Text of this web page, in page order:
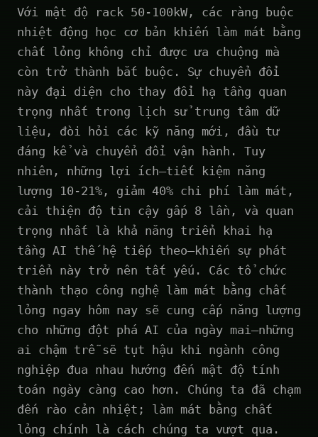
Với mật độ rack 50-100kW, các ràng buộc
nhiệt động học cơ bản khiến làm mát bằng
chất lỏng không chỉ được ưa chuộng mà
còn trở thành bắt buộc. Sự chuyển đổi
này đại diện cho thay đổi hạ tầng quan
trọng nhất trong lịch sử trung tâm dữ
liệu, đòi hỏi các kỹ năng mới, đầu tư
đáng kể và chuyển đổi vận hành. Tuy
nhiên, những lợi ích—tiết kiệm năng
lượng 10-21%, giảm 40% chi phí làm mát,
cải thiện độ tin cậy gấp 8 lần, và quan
trọng nhất là khả năng triển khai hạ
tầng AI thế hệ tiếp theo—khiến sự phát
triển này trở nên tất yếu. Các tổ chức
thành thạo công nghệ làm mát bằng chất
lỏng ngay hôm nay sẽ cung cấp năng lượng
cho những đột phá AI của ngày mai—những
ai chậm trễ sẽ tụt hậu khi ngành công
nghiệp đua nhau hướng đến mật độ tính
toán ngày càng cao hơn. Chúng ta đã chạm
đến rào cản nhiệt; làm mát bằng chất
lỏng chính là cách chúng ta vượt qua.